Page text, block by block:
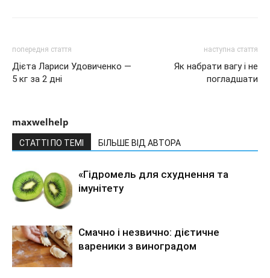
попередня стаття
Дієта Лариси Удовиченко —
5 кг за 2 дні
наступна стаття
Як набрати вагу і не
погладшати
maxwelhelp
СТАТТІ ПО ТЕМІ БІЛЬШЕ ВІД АВТОРА
«Гідромель для схуднення та
імунітету
Смачно і незвично: дієтичне
вареники з виноградом